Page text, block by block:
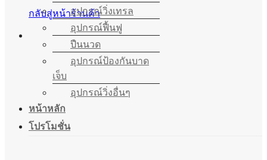
กลับสู่หน้าร้านค้าอุปกรณ์วิ่งเทรล
อุปกรณ์ฟื้นฟู
ปืนนวด
อุปกรณ์ป้องกันบาด
เจ็บ
อุปกรณ์วิ่งอื่นๆ
หน้าหลัก
โปรโมชั่น